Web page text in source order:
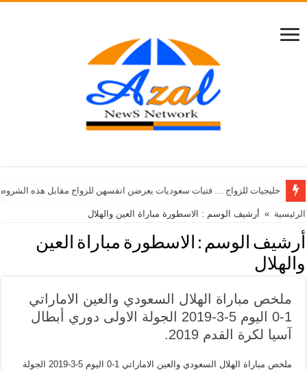
خليجيات للزواج … فتيات سعوديات يعرضن انفسهن للزواج مقابل هذه
الرئيسية » أرشيف الوسم : الاسطورة مباراة العين والهلال
أرشيف الوسم : الاسطورة مباراة العين
والهلال
ملخص مباراة الهلال السعودي والعين الاماراتي
1-0 اليوم 5-3-2019 الجولة الاولى دوري أبطال
آسيا لكرة القدم 2019.
ملخص مباراة الهلال السعودي والعين الاماراتي 1-0 اليوم 5-3-2019 الجولة